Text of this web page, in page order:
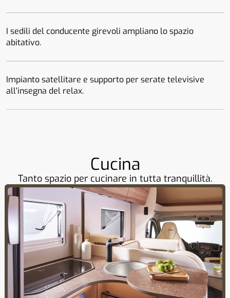
I sedili del conducente girevoli ampliano lo spazio
abitativo.
Impianto satellitare e supporto per serate televisive
all'insegna del relax.
Cucina
Tanto spazio per cucinare in tutta tranquillità.